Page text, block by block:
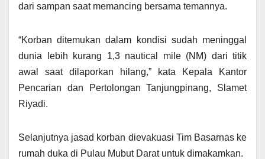
dari sampan saat memancing bersama temannya.
“Korban ditemukan dalam kondisi sudah meninggal
dunia lebih kurang 1,3 nautical mile (NM) dari titik
awal saat dilaporkan hilang,” kata Kepala Kantor
Pencarian dan Pertolongan Tanjungpinang, Slamet
Riyadi.
Selanjutnya jasad korban dievakuasi Tim Basarnas ke
rumah duka di Pulau Mubut Darat untuk dimakamkan.